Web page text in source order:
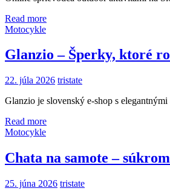
Read more
Motocykle
Glanzio – Šperky, ktoré
22. júla 2026 tristate
Glanzio je slovenský e-shop s
Read more
Motocykle
Chata na samote –
25. júna 2026 tristate